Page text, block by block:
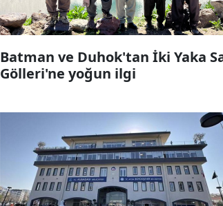
Batman ve Duhok'tan İki Yaka
Gölleri'ne yoğun ilgi